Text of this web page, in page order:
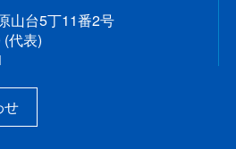
山台5丁11番2号
代表)
せ